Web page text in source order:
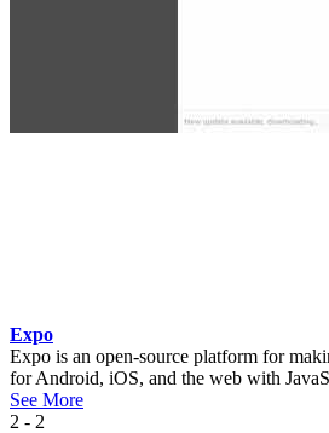
Expo
Expo is an open-source platform for
for Android, iOS, and the web with
See More
2 - 2